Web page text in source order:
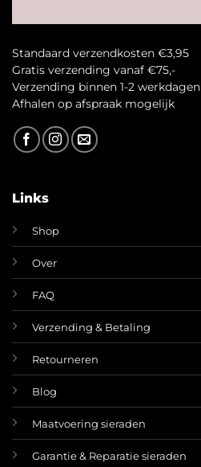
Standaard verzendkosten €3,95
Gratis verzending vanaf €75,-
Verzending binnen 1-2 werkdagen
Afhalen op afspraak mogelijk
Links
Shop
Over
FAQ
Verzending & Betaling
Retourneren
Blog
Maatvoering sieraden
Garantie & Reparatie sieraden